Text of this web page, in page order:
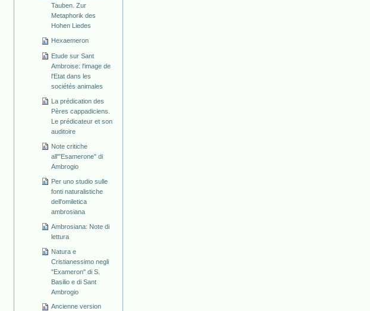
Tauben. Zur
Metaphorik des
Hohen Liedes
Hexaemeron
Etude sur Sant
Ambroise: l'image de
l'Etat dans les
sociétés animales
La prédication des
Pères cappadiciens.
Le prédicateur et son
auditoire
Note critiche
all'"Esamerone" di
Ambrogio
Per uno studio sulle
fonti naturalistiche
dell'omiletica
ambrosiana
Ambrosiana: Note di
lettura
Natura e
Cristianessimo negli
"Exameron" di S.
Basilio e di Sant
Ambrogio
Ancienne version